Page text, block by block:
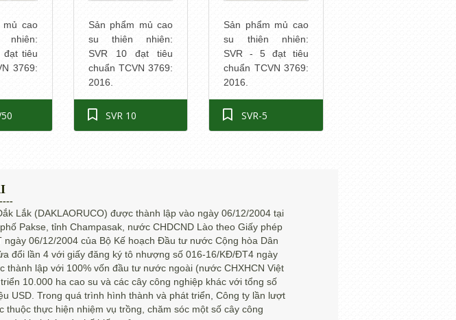
mủ cao
đạt tiêu
3769:
Sản phẩm mủ cao
su thiên nhiên:
SVR 10 đạt tiêu
chuẩn TCVN 3769:
2016.
SVR 10
Sản phẩm mủ cao
su thiên nhiên:
SVR - 5 đạt tiêu
chuẩn TCVN 3769:
2016.
SVR-5
Lắk (DAKLAORUCO) được thành lập vào ngày 06/12/2004 tại
Pakse, tỉnh Champasak, nước CHDCND Lào theo Giấy phép
ngày 06/12/2004 của Bộ Kế hoạch Đầu tư nước Cộng hòa Dân
đổi lần 4 với giấy đăng ký tô nhượng số 016-16/KĐ/ĐT4 ngày
thành lập với 100% vốn đầu tư nước ngoài (nước CHXHCN Việt
10.000 ha cao su và các cây công nghiệp khác với tổng số
USD. Trong quá trình hình thành và phát triển, Công ty lần lượt
thuộc thực hiện nhiệm vụ trồng, chăm sóc một số cây công